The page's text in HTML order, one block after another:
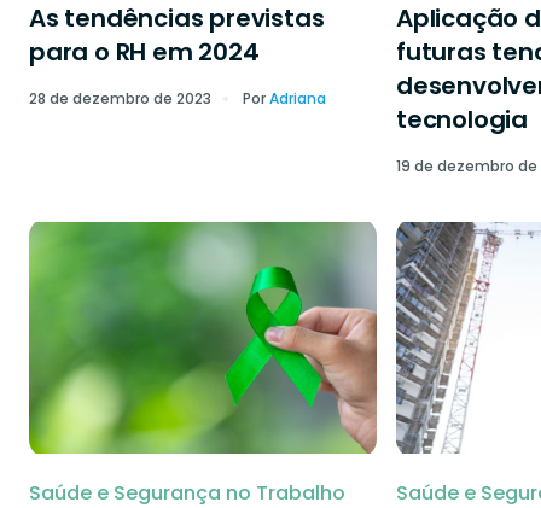
As tendências previstas
para o RH em 2024
28 de dezembro de 2023 PorAdriana
Aplicação
futuras
tecnologia
19 de dezembro de
Saúde e Segurança no Trabalho Saúde e